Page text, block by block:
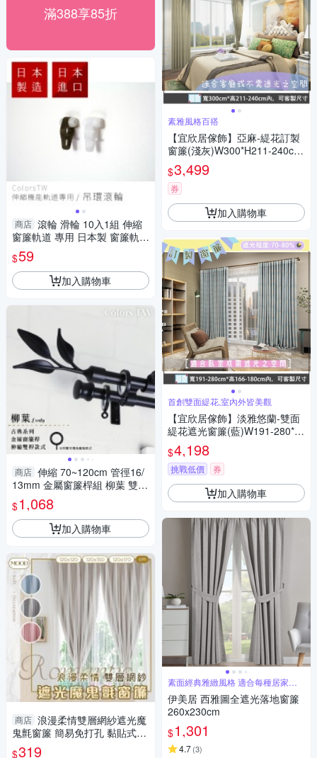
滿388享85折
商店 滾輪 滑輪 10入1組 伸縮
窗簾軌道 專用 日本製 窗簾軌道
安裝DIY 方型伸縮窗簾軌道 窗
簾伸縮桿
$59
加入購物車
商店 伸縮 70~120cm 管徑16/
13mm 金屬窗簾桿組 柳葉 雙桿
巴洛克風 台灣製 Colors tw 室
內裝潢
$1,068
加入購物車
商店 浪漫柔情雙層網紗遮光魔
鬼氈窗簾 簡易免打孔 黏貼式窗
簾 隔熱 遮光遮陽 窗簾布 門簾
$319
素雅風格百搭
【宜欣居傢飾】亞麻-緹花訂製
窗簾(淺灰)W300*H211-240cm
以內*2片/台灣製MIT
$3,499
券
加入購物車
首創雙面緹花,室內外皆美觀
【宜欣居傢飾】淡雅悠蘭-雙面
緹花遮光窗簾(藍)W191-280*H
166-180cm以內可指定尺寸/遮
光/摺景/半腰/窗簾/台灣製MIT
$4,198
挑戰低價 券
加入購物車
素面經典雅緻風格 適合每種居家風
格
伊美居 西雅圖全遮光落地窗簾
260x230cm
$1,301
4.7(3)